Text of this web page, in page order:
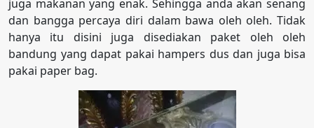
juga makanan yang enak. Sehingga anda akan senang
dan bangga percaya diri dalam bawa oleh oleh. Tidak
hanya itu disini juga disediakan paket oleh oleh
bandung yang dapat pakai hampers dus dan juga bisa
pakai paper bag.